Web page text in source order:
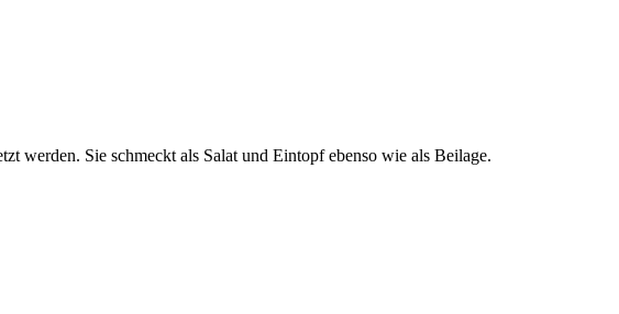
werden. Sie schmeckt als Salat und Eintopf ebenso wie als Beilage.